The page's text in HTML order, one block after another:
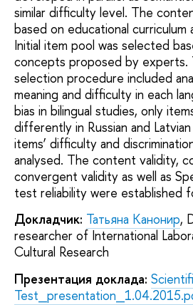
similar difficulty level. The
based on educational curriculum
Initial item pool was selected
concepts proposed by
selection procedure included
meaning and difficulty in each
bias in bilingual studies, only
differently in Russian and
items’ difficulty and
analysed. The content validity,
convergent validity as well as
test reliability were established
Докладчик: Татьяна Канонир,
researcher of International
Cultural Research
Презентация доклада: